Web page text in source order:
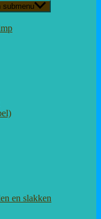
submenu
en slakken